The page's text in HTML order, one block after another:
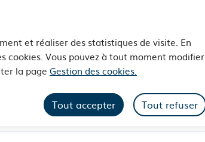
et réaliser des statistiques de visite. En
cookies. Vous pouvez à tout moment modifier
la page Gestion des cookies.
Tout accepter Tout refuser
des